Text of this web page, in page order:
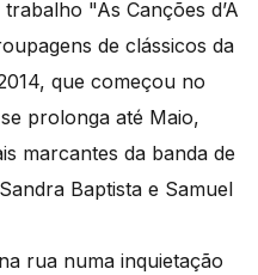
"As Canções d’A
de clássicos da
que começou no
prolonga até Maio,
marcantes da banda de
Baptista e Samuel
rua numa inquietação